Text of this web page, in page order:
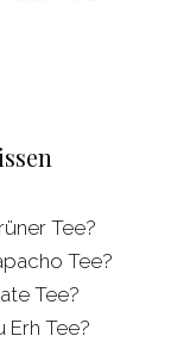
Tee?
Tee?
Tee?
Erh Tee?